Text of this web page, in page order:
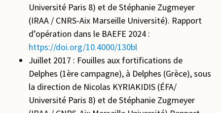
Université Paris 8) et de Stéphanie Zugmeyer
(IRAA / CNRS-Aix Marseille Université). Rapport
d’opération dans le BAEFE 2024 :
https://doi.org/10.4000/130bl
Juillet 2017 : Fouilles aux fortifications de
Delphes (1ère campagne), à Delphes (Grèce), sous
la direction de Nicolas KYRIAKIDIS (ÉFA/
Université Paris 8) et de Stéphanie Zugmeyer